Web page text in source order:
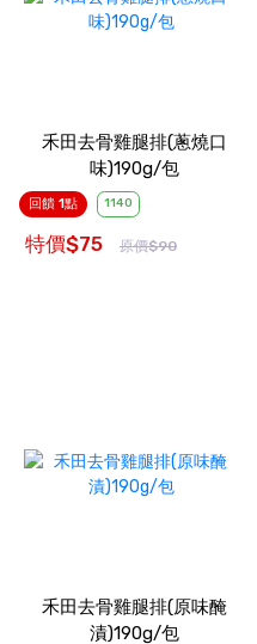
禾田去骨雞腿排(蔥燒口
味)190g/包
回饋 1點 1140
特價$75 原價$90
禾田去骨雞腿排(原味醃
漬)190g/包